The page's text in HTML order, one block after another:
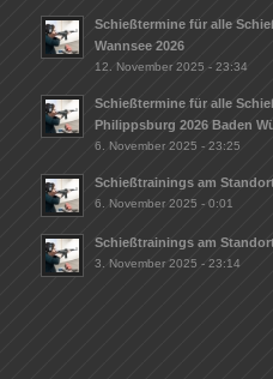
Schießtermine für alle
Wannsee 2026
12. November 2025 - 23:34
Schießtermine für alle
Philippsburg 2026 Baden
6. November 2025 - 23:25
Schießtrainings am
6. November 2025 - 0:01
Schießtrainings am
3. November 2025 - 23:14